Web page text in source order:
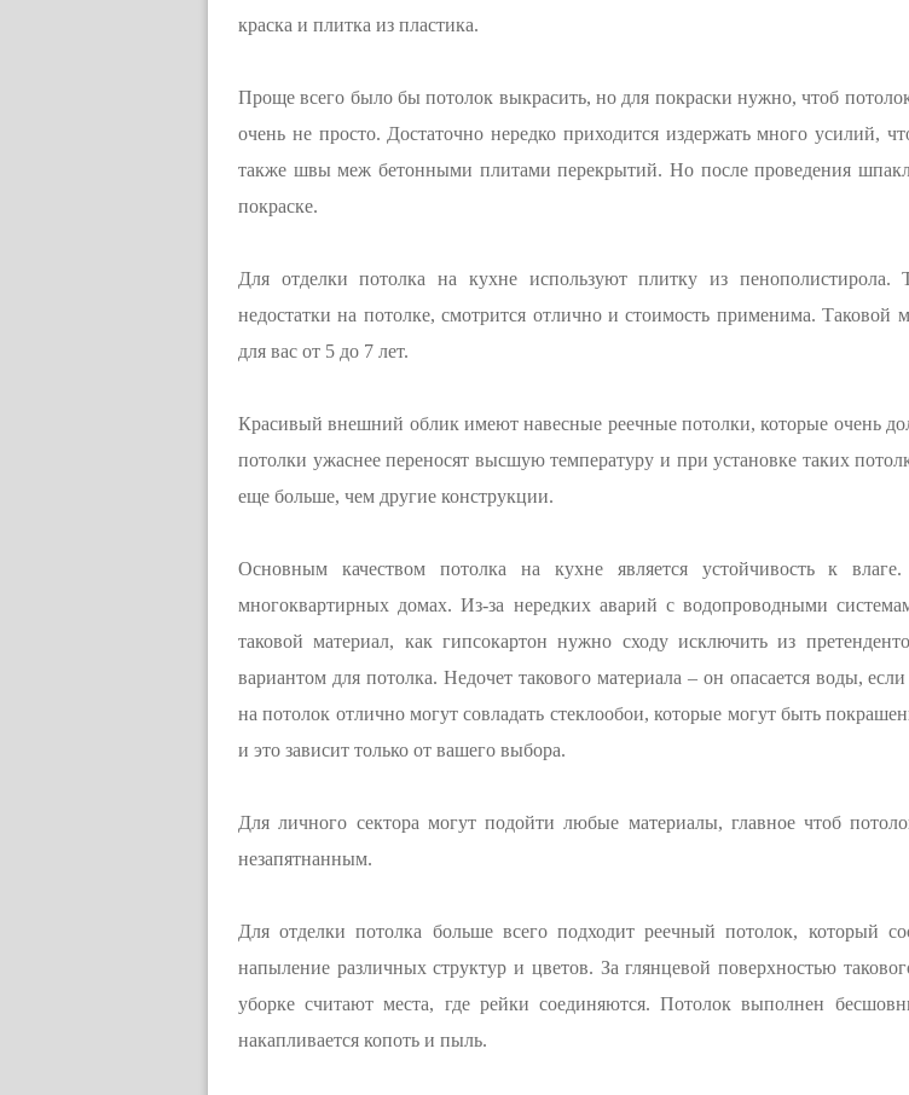
краска и плитка из пластика.
Проще всего было бы потолок выкрасить, но для покраски нужно, чтоб
очень не просто. Достаточно нередко приходится издержать много усилий,
также швы меж бетонными плитами перекрытий. Но после проведения
покраске.
Для отделки потолка на кухне используют плитку из пенополистирола.
недостатки на потолке, смотрится отлично и стоимость применима.
для вас от 5 до 7 лет.
Красивый внешний облик имеют навесные реечные потолки, которые очень
потолки ужаснее переносят высшую температуру и при установке таких
еще больше, чем другие конструкции.
Основным качеством потолка на кухне является устойчивость к
многоквартирных домах. Из-за нередких аварий с водопроводными
таковой материал, как гипсокартон нужно сходу исключить из
вариантом для потолка. Недочет такового материала – он опасается воды,
на потолок отлично могут совладать стеклообои, которые могут быть
и это зависит только от вашего выбора.
Для личного сектора могут подойти любые материалы, главное чтоб
незапятнанным.
Для отделки потолка больше всего подходит реечный потолок, который
напыление различных структур и цветов. За глянцевой поверхностью
уборке считают места, где рейки соединяются. Потолок выполнен
накапливается копоть и пыль.